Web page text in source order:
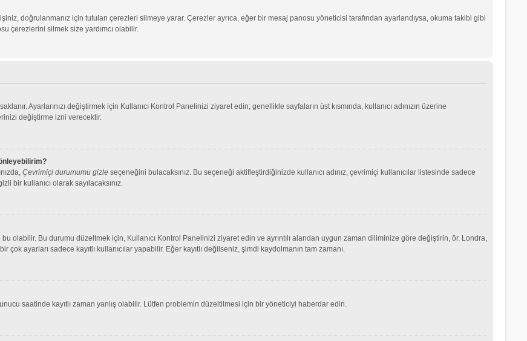
doğrulanmanız için tutulan çerezleri silmeye yarar. Çerezler ayrıca, eğer bir mesaj panosu yöneticisi tarafından ayarlandıysa, okuma takibi gibi
çerezlerini silmek size yardımcı olabilir.
Ayarlarınızı değiştirmek için Kullanıcı Kontrol Panelinizi ziyaret edin; genellikle sayfaların üst kısmında, kullanıcı adınızın üzerine
değiştirme izni verecektir.
Çevrimiçi durumumu gizleseçeneğini bulacaksınız. Bu seçeneği aktifleştirdiğinizde kullanıcı adınız, çevrimiçi kullanıcılar listesinde sadece
bir kullanıcı olarak sayılacaksınız.
olabilir. Bu durumu düzeltmek için, Kullanıcı Kontrol Panelinizi ziyaret edin ve ayrıntılı alandan uygun zaman diliminize göre değiştirin, ör. Londra,
ayarları sadece kayıtlı kullanıcılar yapabilir. Eğer kayıtlı değilseniz, şimdi kaydolmanın tam zamanı.
saatinde kayıtlı zaman yanlış olabilir. Lütfen problemin düzeltilmesi için bir yöneticiyi haberdar edin.